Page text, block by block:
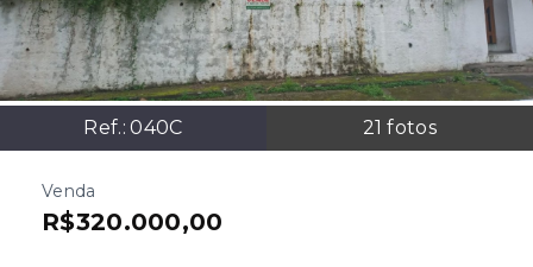
Ref.:040C 21 fotos
Venda
R$320.000,00